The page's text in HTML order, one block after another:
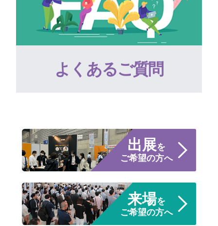
よくあるご質問
出展を
ご希望の方へ
来場を
ご希望の方へ